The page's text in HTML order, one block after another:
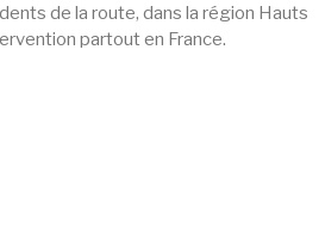
de la route, dans la région Hauts
partout en France.